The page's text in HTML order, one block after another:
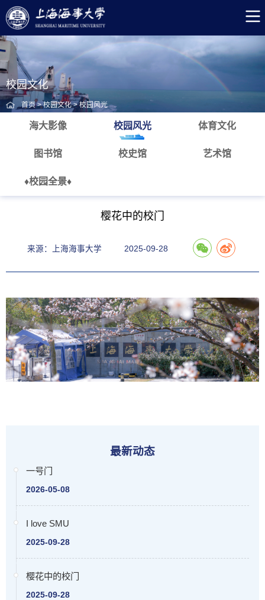
校园文化
首页>校园文化>校园风光
海大影像 校园风光 体育文化
图书馆 校史馆 艺术馆
♦校园全景♦
樱花中的校门
来源：上海海事大学 2025-09-28
最新动态
一号门
2026-05-08
I love SMU
2025-09-28
樱花中的校门
2025-09-28